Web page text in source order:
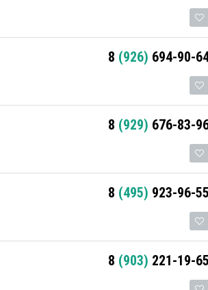
8 (926) 694-90-
8 (929) 676-83-
8 (495) 923-96-55
8 (903) 221-19-65